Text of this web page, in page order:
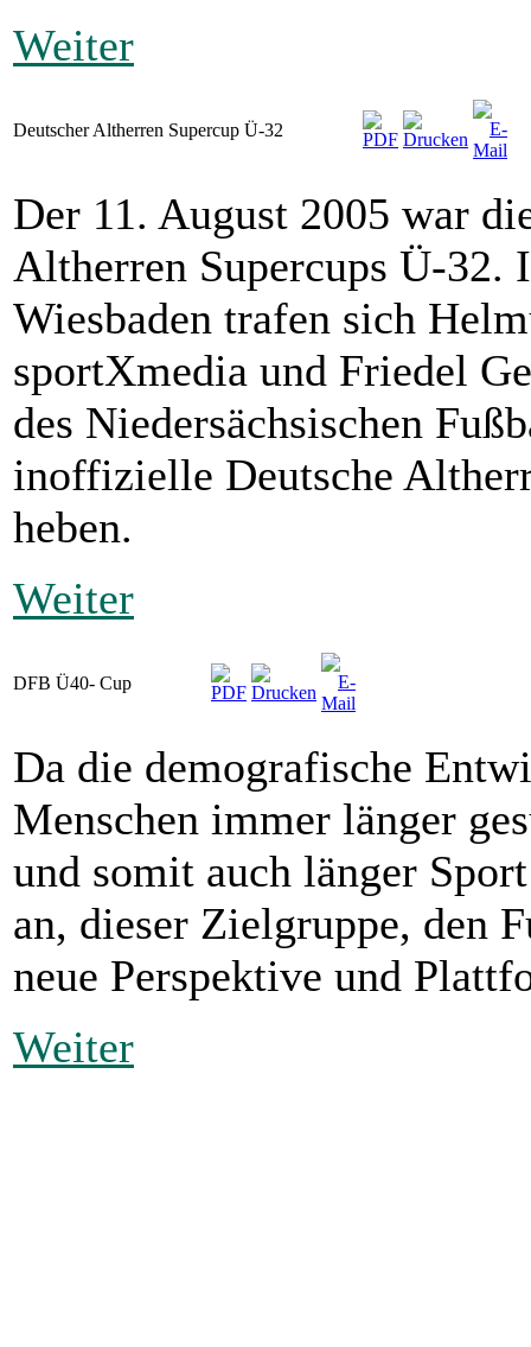
Weiter
Deutscher Altherren Supercup Ü-32
Der 11. August 2005 war
Altherren Supercups Ü-32.
Wiesbaden trafen sich
sportXmedia und Friedel
des Niedersächsischen
inoffizielle Deutsche
heben.
Weiter
DFB Ü40- Cup
Da die demografische
Menschen immer länger
und somit auch länger
an, dieser Zielgruppe, den
neue Perspektive und
Weiter